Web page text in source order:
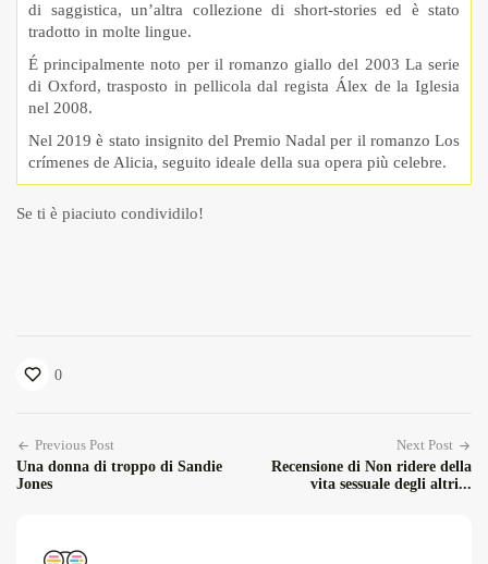
di saggistica, un’altra collezione di short-stories ed è stato
tradotto in molte lingue.
É principalmente noto per il romanzo giallo del 2003 La serie
di Oxford, trasposto in pellicola dal regista Álex de la Iglesia
nel 2008.
Nel 2019 è stato insignito del Premio Nadal per il romanzo Los
crímenes de Alicia, seguito ideale della sua opera più celebre.
Se ti è piaciuto condividilo!
0
Previous Post
Una donna di troppo di Sandie
Jones
Next Post
Recensione di Non ridere della
vita sessuale degli altri...